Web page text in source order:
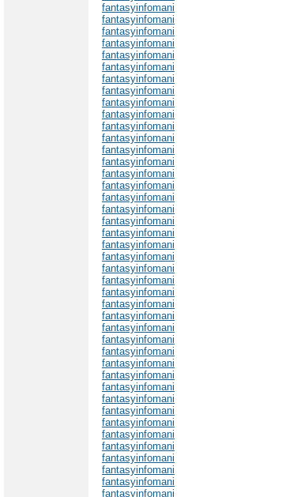
fantasyinfomani
fantasyinfomani
fantasyinfomani
fantasyinfomani
fantasyinfomani
fantasyinfomani
fantasyinfomani
fantasyinfomani
fantasyinfomani
fantasyinfomani
fantasyinfomani
fantasyinfomani
fantasyinfomani
fantasyinfomani
fantasyinfomani
fantasyinfomani
fantasyinfomani
fantasyinfomani
fantasyinfomani
fantasyinfomani
fantasyinfomani
fantasyinfomani
fantasyinfomani
fantasyinfomani
fantasyinfomani
fantasyinfomani
fantasyinfomani
fantasyinfomani
fantasyinfomani
fantasyinfomani
fantasyinfomani
fantasyinfomani
fantasyinfomani
fantasyinfomani
fantasyinfomani
fantasyinfomani
fantasyinfomani
fantasyinfomani
fantasyinfomani
fantasyinfomani
fantasyinfomani
fantasyinfomani